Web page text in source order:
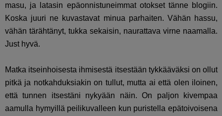
masu, ja latasin epäonnistuneimmat otokset tänne blogiin.
Koska juuri ne kuvastavat minua parhaiten. Vähän hassu,
vähän tärähtänyt, tukka sekaisin, naurattava virne naamalla.
Just hyvä.
Matka itseinhoisesta ihmisestä itsestään tykkääväksi on ollut
pitkä ja notkahduksiakin on tullut, mutta ai että olen iloinen,
että tunnen itsestäni nykyään näin. On paljon kivempaa
aamulla hymyillä peilikuvalleen kun puristella epätoivoisena